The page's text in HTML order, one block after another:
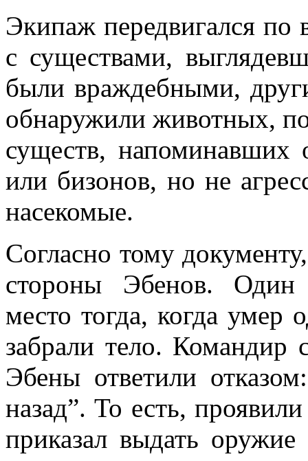
Экипаж передвигался по
с существами,
были враждебными,
обнаружили животных,
существ, напоминавших
или бизонов, но не
насекомые.
Согласно тому
стороны Эбенов. Один
место тогда, когда умер
забрали тело. Командир
Эбены ответили
назад”. То есть,
приказал выдать